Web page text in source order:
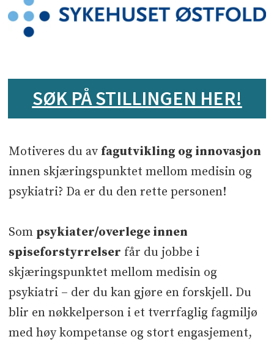
Arbeidsgiver
Halden­
Søknadsfrist
31.08.26
SØK PÅ STILLINGEN HER!
Motiveres du av fagutvikling og innovasjon
innen skjæringspunktet mellom medisin og
psykiatri? Da er du den rette personen!
Som psykiater/overlege innen
spiseforstyrrelser får du jobbe i
skjæringspunktet mellom medisin og
psykiatri – der du kan gjøre en forskjell. Du
blir en nøkkelperson i et tverrfaglig fagmiljø
med høy kompetanse og stort engasjement,